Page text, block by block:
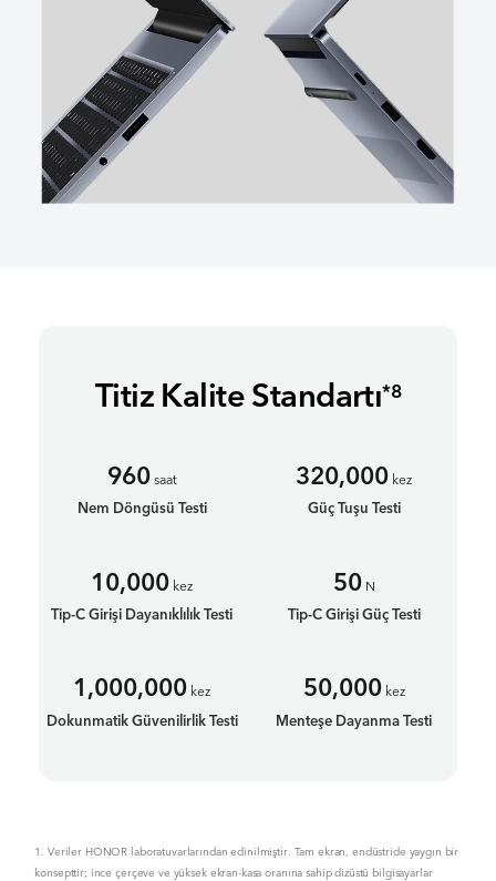
Titiz Kalite Standartı*8
960saat
Nem Döngüsü Testi
320,000 kez
Güç Tuşu Testi
10,000 kez
Tip-C Girişi Dayanıklılık Testi
50N
Tip-C Girişi Güç Testi
1,000,000 kez
Dokunmatik Güvenilirlik Testi
50,000kez
Menteşe Dayanma Testi
1. Veriler HONOR laboratuvarlarından edinilmiştir. Tam ekran, endüstride yaygın bir
konsepttir; ince çerçeve ve yüksek ekran-kasa oranına sahip dizüstü bilgisayarlar